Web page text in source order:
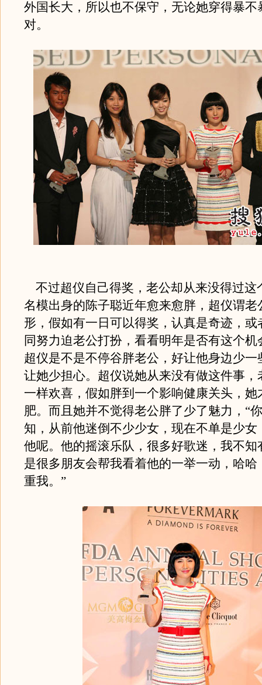
外国长大，所以也不保守，无论她穿得暴不
对。
不过超仪自己得奖，老公却从来没得过这
名模出身的陈子聪近年愈来愈胖，超仪谓老
形，假如有一日可以得奖，认真是奇迹，或
同努力迫老公打扮，看看明年是否有这个机
超仪是不是不停谷胖老公，好让他身边少一
让她少担心。超仪说她从来没有做这件事，
一样欢喜，假如胖到一个影响健康关头，她
肥。而且她并不觉得老公胖了少了魅力，“
知，从前他迷倒不少少女，现在不单是少女
他呢。他的摇滚乐队，很多好歌迷，我不知
是很多朋友会帮我看着他的一举一动，哈哈
重我。”